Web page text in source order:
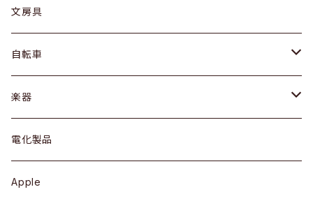
デスク / コンソール
ドレッサー
シェルフ
キュリオケース / 飾り棚
カップボード / 食器棚
ピアス / イヤリング
バッグ
アウター
トップス
ワンピース
ボトムス
カップ / マグ
プレート / ボウル
カトラリー
ケトル / ティーポット
鍋 / フライパン
文房具
自転車
dahon
楽器
ギター
ベース
電化製品
Apple